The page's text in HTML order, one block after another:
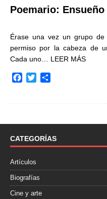
Poemario:
Érase una vez un grupo
permiso por la cabeza de
Cada uno… LEER MÁS
o
k
r
t
i
CATEGORÍAS
Artículos
Biografías
Cine y arte